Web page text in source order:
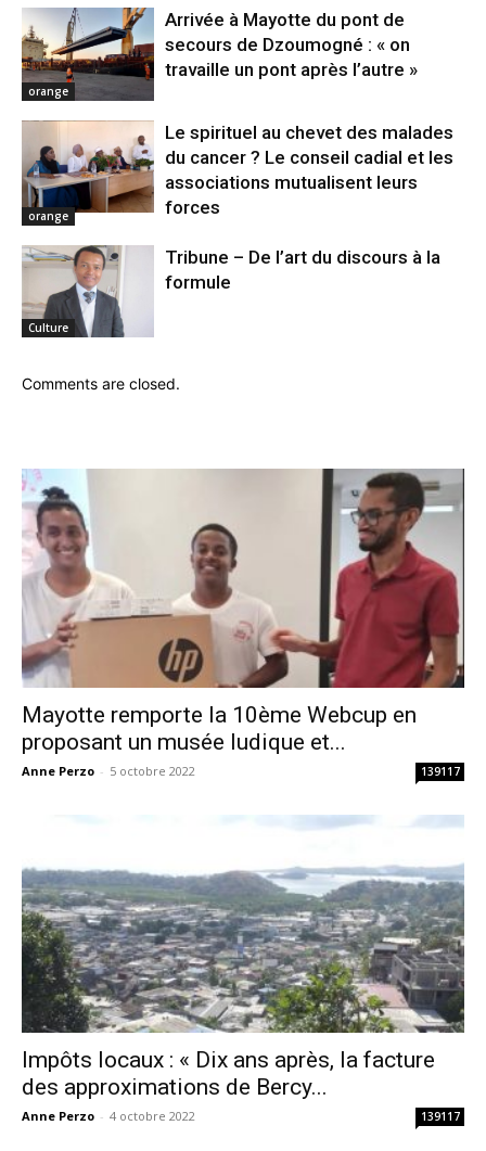
orange
Arrivée à Mayotte du pont de
secours de Dzoumogné : « on
travaille un pont après l’autre »
orange
Le spirituel au chevet des malades
du cancer ? Le conseil cadial et les
associations mutualisent leurs
forces
Culture
Tribune – De l’art du discours à la
formule
Comments are closed.
Mayotte remporte la 10ème Webcup en
proposant un musée ludique et...
Anne Perzo - 5 octobre 2022 139117
Impôts locaux : « Dix ans après, la facture
des approximations de Bercy...
Anne Perzo - 4 octobre 2022 139117